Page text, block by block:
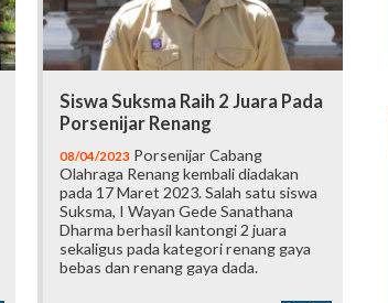
Siswa Suksma Raih 2 Juara Pada
Porsenijar Renang
08/04/2023 Porsenijar Cabang
Olahraga Renang kembali diadakan
pada 17 Maret 2023. Salah satu siswa
Suksma, I Wayan Gede Sanathana
Dharma berhasil kantongi 2 juara
sekaligus pada kategori renang gaya
bebas dan renang gaya dada.